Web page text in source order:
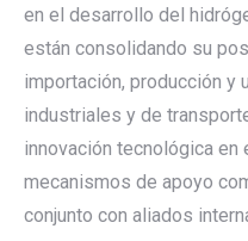
en el desarrollo del
están consolidando su
importación, producción y
industriales y de
innovación tecnológica en
mecanismos de apoyo
conjunto con aliados